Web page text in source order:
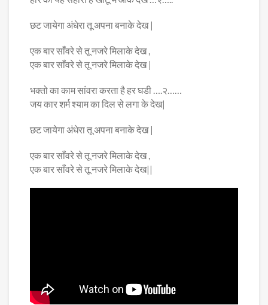
छट जायेगा अंधेरा तू अपना बनाके देख |
एक बार साँवरे से तू नजरे मिलाके देख ,
एक बार साँवरे से तू नजरे मिलाके देख |
भक्तो का काम सांवरा करता है हर घडी ….२……
जय कार शर्म श्याम का दिल से लगा के देख|
छट जायेगा अंधेरा तू अपना बनाके देख |
एक बार साँवरे से तू नजरे मिलाके देख ,
एक बार साँवरे से तू नजरे मिलाके देख||